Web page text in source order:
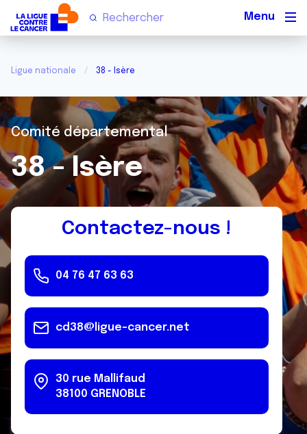
Ligue nationale 38 - Isère
Comité départemental
38 - Isère
Contactez-nous !
04 76 47 63 63
cd38@ligue-cancer.net
30 rue Mallifaud
38100 GRENOBLE